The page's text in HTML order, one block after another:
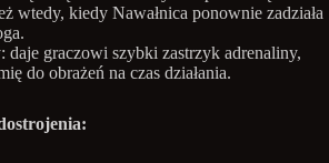
wtedy, kiedy Nawałnica ponownie zadziała
daje graczowi szybki zastrzyk adrenaliny,
do obrażeń na czas działania.